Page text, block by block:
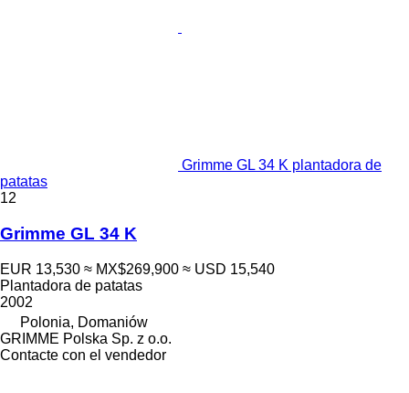
Grimme GL 34 K plantadora de
patatas
12
Grimme GL 34 K
EUR 13,530 ≈ MX$269,900 ≈ USD 15,540
Plantadora de patatas
2002
Polonia, Domaniów
GRIMME Polska Sp. z o.o.
Contacte con el vendedor